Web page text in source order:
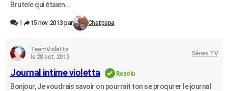
Brutele qui étaien...
1 15 nov. 2013 par Chatpapa
TeamVioletta
le 28 oct. 2013
Séries TV
Journal intime violetta Résolu
Bonjour, Je voudrais savoir on pourrait ton se proqurer le journal